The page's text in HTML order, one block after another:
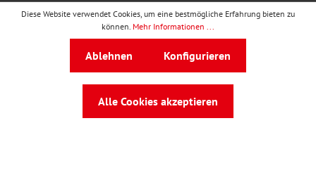
wbv Publikationist ein Geschäftsbereich von
Auf dem Esch 4 · 33619 Bielefeld · Telefon
service@wbv.de
Folgen Sie uns auf:
Diese Website verwendet Cookies, um eine bestmögliche Erfahrung bieten zu
können. Mehr Informationen ...
Ablehnen Konfigurieren
Alle Cookies akzeptieren